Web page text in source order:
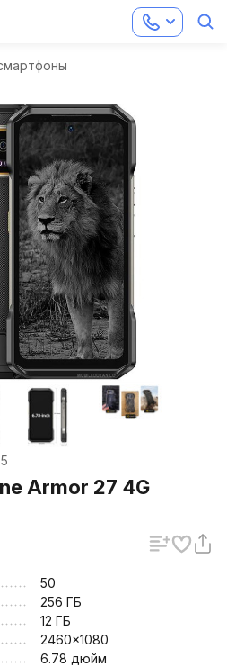
Armor 27 4G
50
256 ГБ
12 ГБ
2460x1080
6.78 дюйм